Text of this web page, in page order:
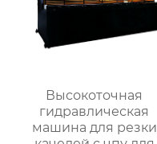
Высокоточная
гидравлическая
машина для резки